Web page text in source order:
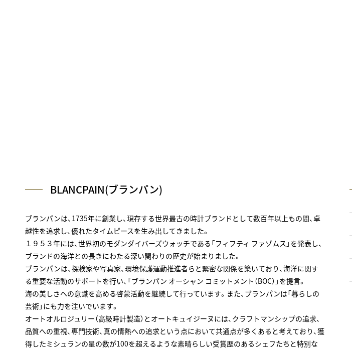
BLANCPAIN(ブランパン)
ブランパンは、1735年に創業し、現存する世界最古の時計ブランドとして数百年以上もの間、卓
越性を追求し、優れたタイムピースを生み出してきました。
１９５３年には、世界初のモダンダイバーズウォッチである「フィフティ ファゾムス」を発表し、
ブランドの海洋との長きにわたる深い関わりの歴史が始まりました。
ブランパンは、探検家や写真家、環境保護運動推進者らと緊密な関係を築いており、海洋に関す
る重要な活動のサポートを行い、「ブランパン オーシャン コミットメント（BOC）」を提言。
海の美しさへの意識を高める啓蒙活動を継続して行っています。また、ブランパンは「暮らしの
芸術」にも力を注いでいます。
オートオルロジュリー（高級時計製造）とオートキュイジーヌには、クラフトマンシップの追求、
品質への重視、専門技術、真の情熱への追求という点において共通点が多くあると考えており、獲
得したミシュランの星の数が100を超えるような素晴らしい受賞歴のあるシェフたちと特別な